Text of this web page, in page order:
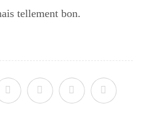
tellement bon.